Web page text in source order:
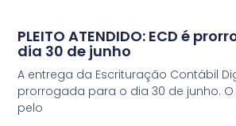
PLEITO ATENDIDO: ECD é
dia 30 de junho
A entrega da Escrituração Contábil
prorrogada para o dia 30 de junho.
pelo